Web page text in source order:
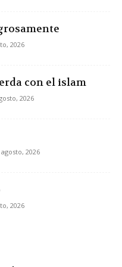
2026
con el islam
2026
agosto, 2026
2026